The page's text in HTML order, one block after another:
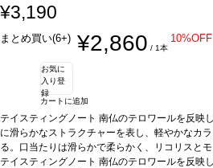
¥3,190
まとめ買い(6+) ¥2,860 / 1本
10%OFF
お気に
入り登
録
カートに追加
テイスティングノート 南仏のテロワールを反映
に滑らかなストラクチャーを表し、軽やかなカ
る。口当たりは滑らかで柔らかく、リコリスと
が続き、タンニンは完璧に溶け込んでいる。合
テイスティングノート 南仏のテロワールを反映